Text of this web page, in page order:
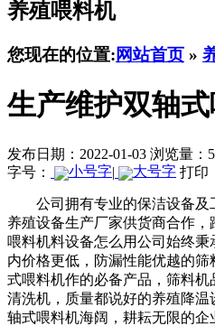
养殖喂料机
您现在的位置:网站首页 »
生产维护双轴
发布日期：2022-01-03 浏览量：
字号：
| 打印
公司拥有专业的保洁设备及工
养殖设备生产厂家供货商合作
喂料机料设备怎么用公司始终
内价格更低，防漏性能优越的
式喂料机作的必备产品，筛料
清洗机，质量都说好的养殖降
轴式喂料机海阔，耕耘无限的